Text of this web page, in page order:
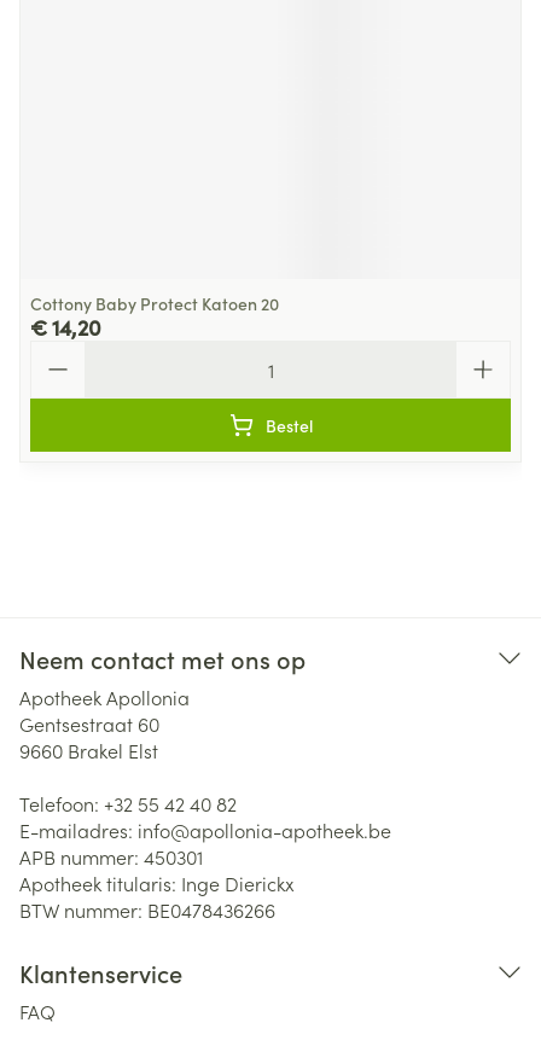
Cottony Baby Protect Katoen 20
€ 14,20
Bestel
Neem contact met ons op
Apotheek Apollonia
Gentsestraat 60
9660 Brakel Elst
Telefoon: +32 55 42 40 82
E-mailadres: info@apollonia-apotheek.be
APB nummer: 450301
Apotheek titularis: Inge Dierickx
BTW nummer: BE0478436266
Klantenservice
FAQ